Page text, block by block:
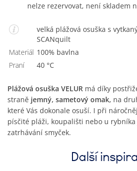
nelze rezervovat, není skladem
velká plážová osuška s vytkaným barevným logem
SCANquilt
Materiál
100% bavlna
Praní
40 °C
Plážová osuška VELUR má díky
straně jemný, sametový omak, na
které Vás dokonale osuší. I při
písčité pláži, koupališti nebo u
zatrhávání smyček.
Další